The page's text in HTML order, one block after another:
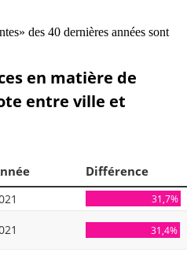
des 40 dernières années sont